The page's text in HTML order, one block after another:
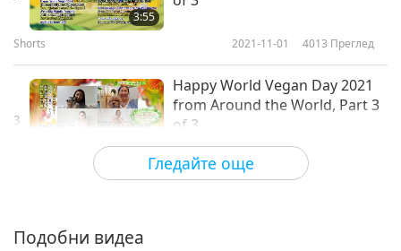
Гледайте още
3:55
Shorts 2021-11-01 4013 Преглед
3
Happy World Vegan Day 2021
from Around the World, Part 3
of 3
2021-11-01 4130
Подобни видеа